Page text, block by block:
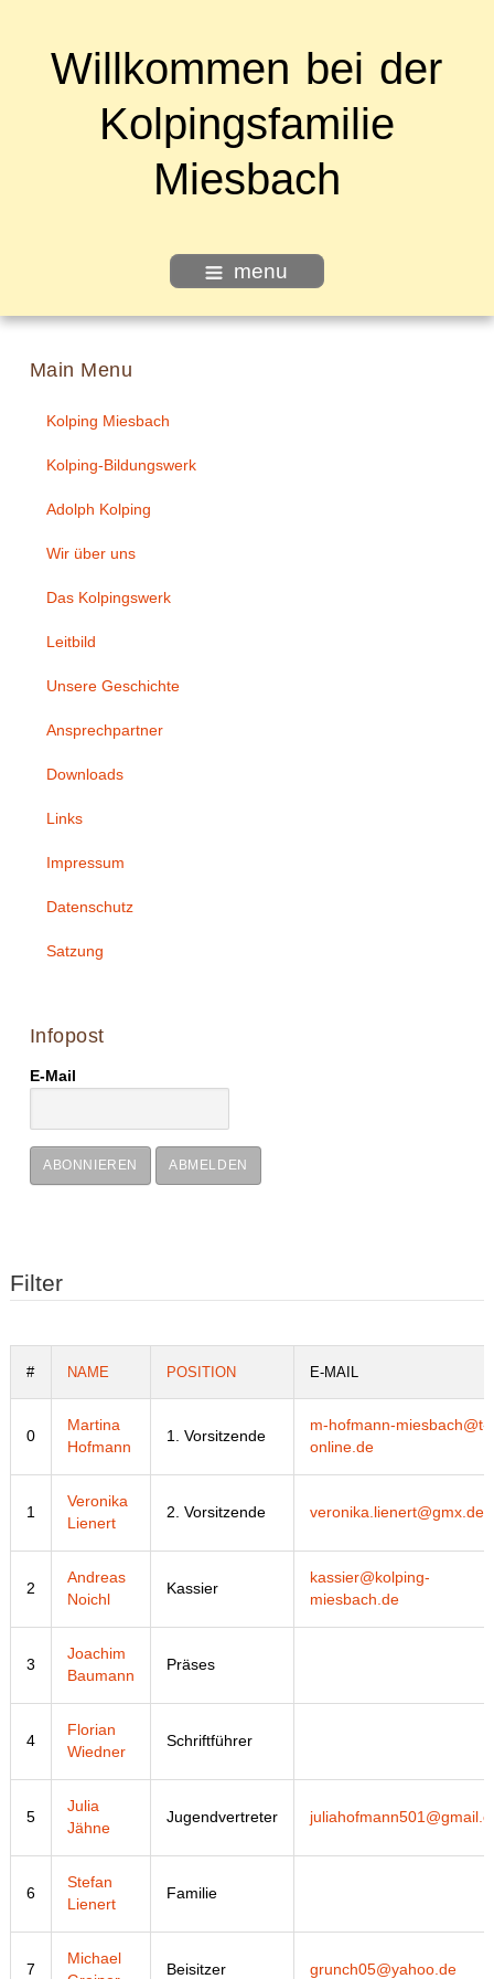
Willkommen bei der
Kolpingsfamilie
Miesbach
menu
Main Menu
Kolping Miesbach
Kolping-Bildungswerk
Adolph Kolping
Wir über uns
Das Kolpingswerk
Leitbild
Unsere Geschichte
Ansprechpartner
Downloads
Links
Impressum
Datenschutz
Satzung
Infopost
E-Mail
ABONNIEREN ABMELDEN
Filter
# NAME POSITION E-MAIL
0
Martina
Hofmann
1. Vorsitzende
m-hofmann-miesbach@t-
online.de
1
Veronika
Lienert
2. Vorsitzende veronika.lienert@gmx.de
2
Andreas
Noichl
Kassier
kassier@kolping-
miesbach.de
3
Joachim
Baumann
Präses
4
Florian
Wiedner
Schriftführer
5
Julia
Jähne
Jugendvertreter
6
Stefan
Lienert
Familie
7
Michael
Beisitzer grunch05@yahoo.de